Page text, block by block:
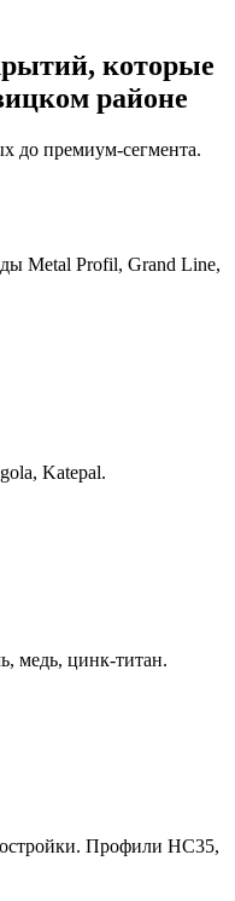
которые
районе
до премиум-сегмента.
Metal Profil, Grand Line,
Katepal.
медь, цинк-титан.
Профили НС35,